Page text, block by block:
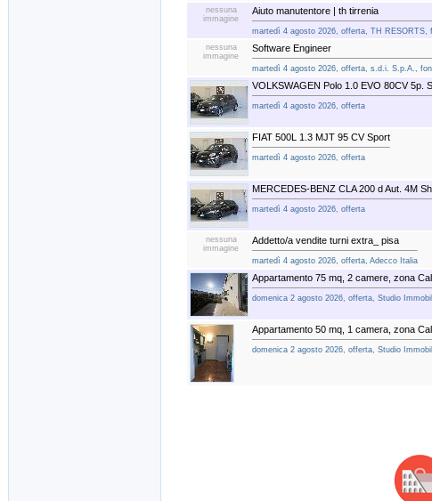
nessuna
immagine
Aiuto manutentore | th tirrenia
martedì 4 agosto 2026, offerta, TH RESORTS,
nessuna
immagine
Software Engineer
martedì 4 agosto 2026, offerta, s.d.i. S.p.A.,
VOLKSWAGEN Polo 1.0 EVO 80CV 5p.
martedì 4 agosto 2026, offerta
FIAT 500L 1.3 MJT 95 CV Sport
martedì 4 agosto 2026, offerta
MERCEDES-BENZ CLA 200 d Aut. 4M
martedì 4 agosto 2026, offerta
nessuna
immagine
Addetto/a vendite turni extra_ pisa
martedì 4 agosto 2026, offerta, Adecco Italia
Appartamento 75 mq, 2 camere, zona
domenica 2 agosto 2026, offerta, Studio
Appartamento 50 mq, 1 camera, zona
domenica 2 agosto 2026, offerta, Studio